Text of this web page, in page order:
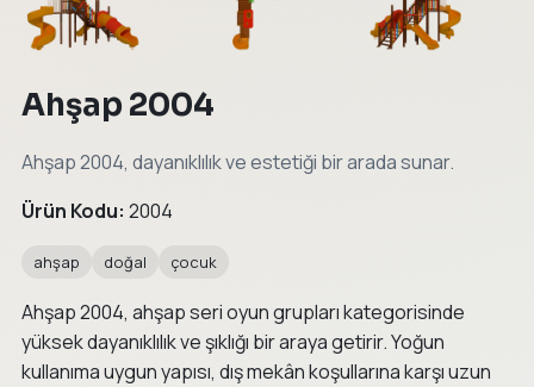
Ahşap 2004
Ahşap 2004, dayanıklılık ve estetiği bir arada sunar.
Ürün Kodu: 2004
ahşap doğal çocuk
Ahşap 2004, ahşap seri oyun grupları kategorisinde
yüksek dayanıklılık ve şıklığı bir araya getirir. Yoğun
kullanıma uygun yapısı, dış mekân koşullarına karşı uzun